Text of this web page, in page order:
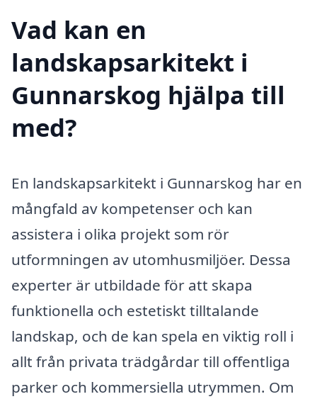
Vad kan en
landskapsarkitekt i
Gunnarskog hjälpa till
med?
En landskapsarkitekt i Gunnarskog har en
mångfald av kompetenser och kan
assistera i olika projekt som rör
utformningen av utomhusmiljöer. Dessa
experter är utbildade för att skapa
funktionella och estetiskt tilltalande
landskap, och de kan spela en viktig roll i
allt från privata trädgårdar till offentliga
parker och kommersiella utrymmen. Om